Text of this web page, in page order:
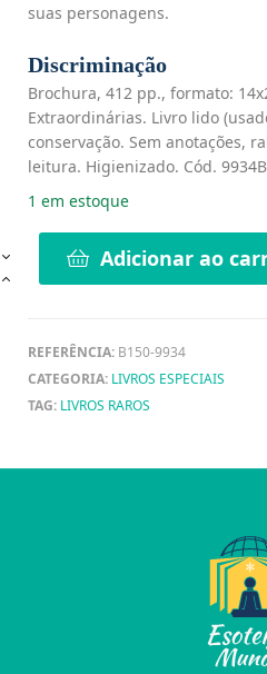
suas personagens.
Discriminação
Brochura, 412 pp., formato:
Extraordinárias. Livro lido
conservação. Sem anotações,
leitura. Higienizado. Cód.
1 em estoque
Adicionar ao
REFERÊNCIA: B150-9934
CATEGORIA: LIVROS ESPECIAIS
TAG: LIVROS RAROS